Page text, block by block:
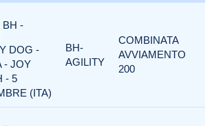
BH -
DOG -
- JOY
- 5
(ITA)
BH-
AGILITY
COMBINATA
AVVIAMENTO
200